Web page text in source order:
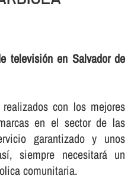
televisión en Salvador de
con los mejores
en el sector de las
garantizado y unos
siempre necesitará un
comunitaria.